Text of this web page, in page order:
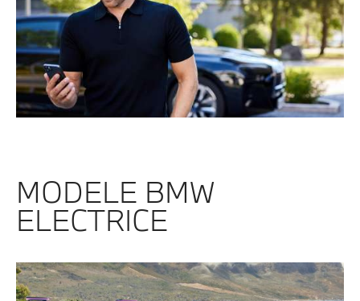
MODELE BMW
ELECTRICE